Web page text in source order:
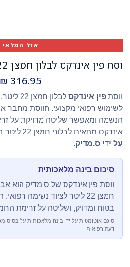
אזל המלאי
316.95
₪
ווסת פין אינדקס
לבלון
לשימוש רפואי מקצועי. הווסת מחבר
הנשמה ומאפשר שליטה מדויקת על
אינדקס מתאים לבלוני חמצן 22 ליטר בלבד.
על ידי ס.מדיק.
סיכום בינה מלאכותית
ווסת פין אינדקס של ס.מדיק הוא
חמצן 22 ליטר לציוד נשימה
בטוח ומדויק, ושליטה על זרימת
סוכם אוטומטית על ידי בינה מלאכותית על בסיס
דעת רפואית.